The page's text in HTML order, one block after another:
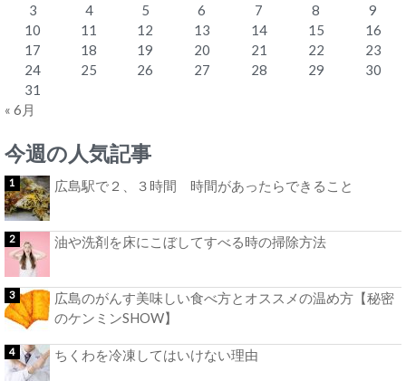
3
4 5 6 7 8
9
10
11 12 13 14 15
16
17
18 19 20 21 22
23
24
25 26 27 28 29
30
31
« 6月
今週の人気記事
広島駅で２、３時間 時間があったらできること
油や洗剤を床にこぼしてすべる時の掃除方法
広島のがんす美味しい食べ方とオススメの温め方【秘密
のケンミンSHOW】
ちくわを冷凍してはいけない理由